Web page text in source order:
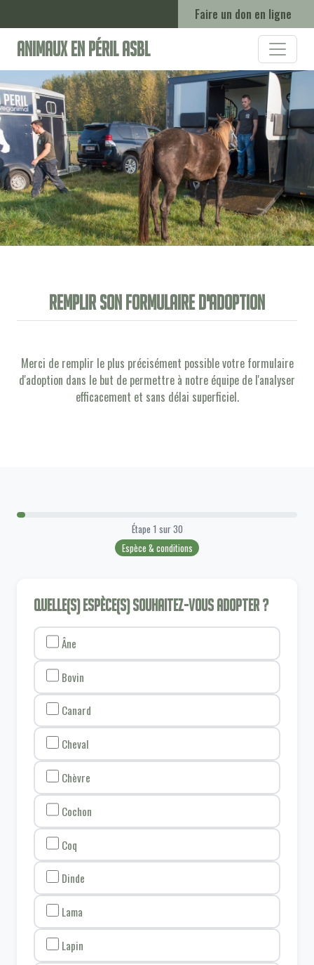
Faire un don en ligne
Animaux en Péril ASBL
Remplir son formulaire d'adoption
Merci de remplir le plus précisément possible votre formulaire
d'adoption dans le but de permettre à notre équipe de l'analyser
efficacement et sans délai superficiel.
Étape 1 sur30
Espèce & conditions
Quelle(s) espèce(s) souhaitez-vous adopter ?
Âne
Bovin
Canard
Cheval
Chèvre
Cochon
Coq
Dinde
Lama
Lapin